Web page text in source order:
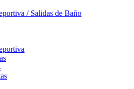
/ Salidas de Baño